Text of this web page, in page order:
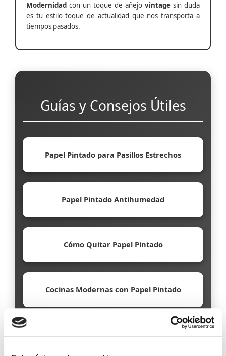
Modernidad con un toque de añejo vintage sin duda
es tu estilo toque de actualidad que nos transporta a
tiempos pasados.
Guías y Consejos Útiles
Papel Pintado para Pasillos Estrechos
Papel Pintado Antihumedad
Cómo Quitar Papel Pintado
Cocinas Modernas con Papel Pintado
Papel Pintado Ecológico